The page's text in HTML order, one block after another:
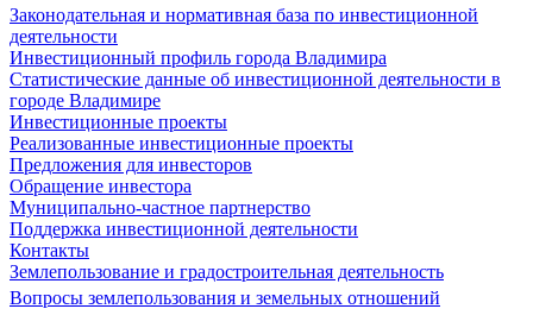
Законодательная и нормативная база по инвестиционной
деятельности
Инвестиционный профиль города Владимира
Статистические данные об инвестиционной деятельности в
городе Владимире
Инвестиционные проекты
Реализованные инвестиционные проекты
Предложения для инвесторов
Обращение инвестора
Муниципально-частное партнерство
Поддержка инвестиционной деятельности
Контакты
Землепользование и градостроительная деятельность
Вопросы землепользования и земельных отношений